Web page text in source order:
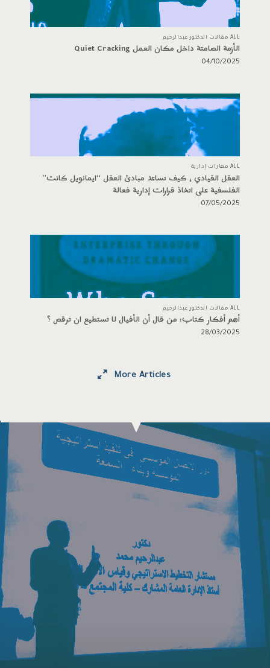
ALL مقالات الدكتور عبدالرحيم
الأزمة الصامتة داخل مكان العمل Quiet Cracking
04/10/2025
ALL مهارات إدارية
العقل القيادي ، كيف تساعد مبادئ العقل “ايمانويل كانت”
الفلسفية على اتخاذ قرارات إدارية فعالة
07/05/2025
ALL مقالات الدكتور عبدالرحيم
أهم أفكار كتاب: من قال أن الأفيال لا تستطيع ان ترقص ؟
28/03/2025
More Articles